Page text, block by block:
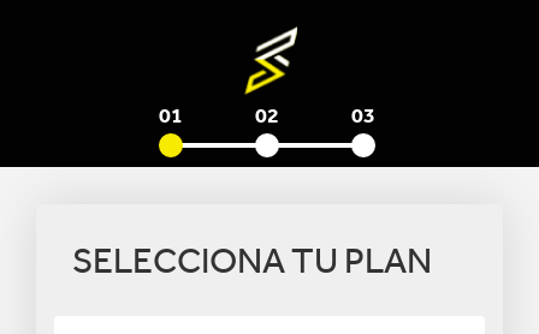
01 02 03
SELECCIONA TU PLAN